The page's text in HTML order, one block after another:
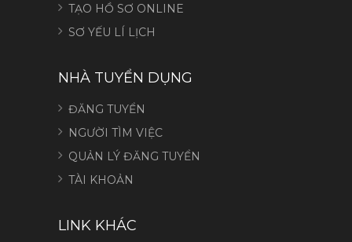
TẠO HỒ SƠ ONLINE
SƠ YẾU LÍ LỊCH
NHÀ TUYỂN DỤNG
ĐĂNG TUYỂN
NGƯỜI TÌM VIỆC
QUẢN LÝ ĐĂNG TUYỂN
TÀI KHOẢN
LINK KHÁC